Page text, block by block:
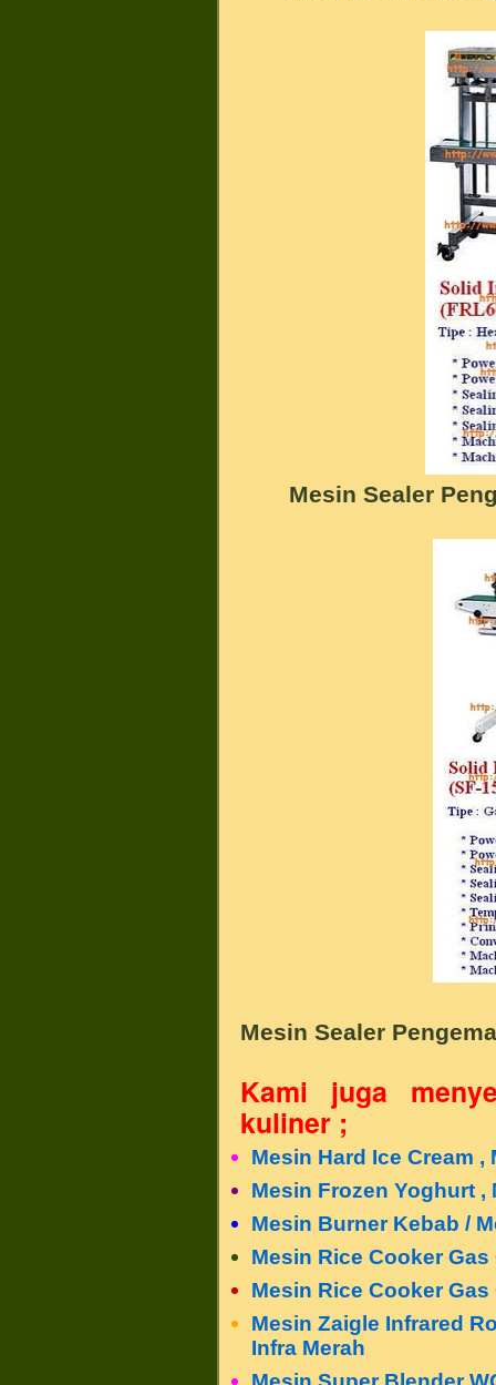
Mesin Sealer
Mesin Sealer
Kami juga
kuliner ;
Mesin Hard Ice Cream
Mesin Frozen Yoghurt ,
Mesin Burner Kebab /
Mesin Rice Cooker
Mesin Rice Cooker
Mesin Zaigle Infrared
Infra Merah
Mesin Super Blender